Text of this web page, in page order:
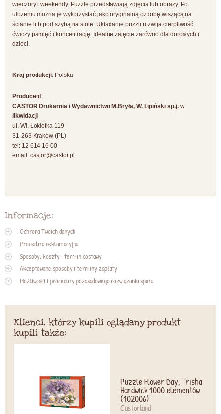
wieczory i weekendy. Puzzle przedstawiają zdjęcia lub obrazy. Po
ułożeniu można je wykorzystać jako oryginalną ozdobę wiszącą na
ścianie lub pod szybą na stole. Układanie puzzli rozwija cierpliwość,
ćwiczy pamięć i koncentrację. Idealne zajęcie zarówno dla dorosłych i
dzieci.
Kraj produkcji: Polska
Producent:
CASTOR Drukarnia i Wydawnictwo M.Bryła, W. Lipiński sp.j. w
likwidacji
ul. Wł. Łokietka 119
31-263 Kraków (PL)
tel: 12 614 16 00
email: castor@castor.pl
Informacje:
Ochrona Twoich danych
Procedura reklamacyjna
Sposoby, koszty i termin dostawy
Akceptowane sposoby i terminy zapłaty
Możliwości i procedury pozasądowego rozwiązania sporu
Klienci, którzy kupili oglądany produkt
kupili także:
Puzzle Flower Day, Trisha
Hardwick 1000 elementów
(102006)
Castorland